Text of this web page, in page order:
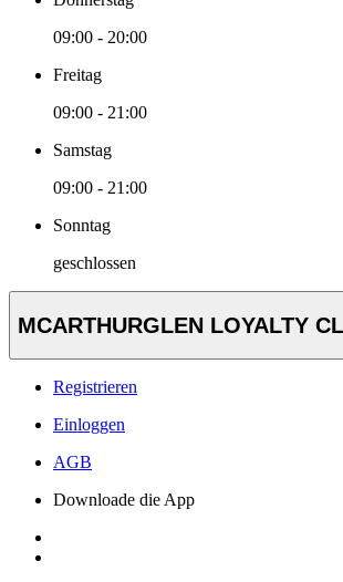
09:00 - 20:00
Freitag
09:00 - 21:00
Samstag
09:00 - 21:00
Sonntag
geschlossen
MCARTHURGLEN LOYALTY
Registrieren
Einloggen
AGB
Downloade die App